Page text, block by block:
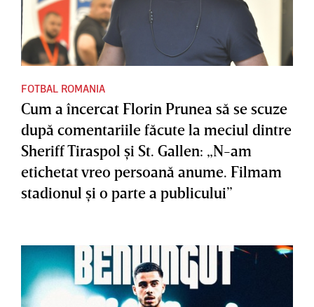
FOTBAL ROMANIA
Cum a încercat Florin Prunea să se scuze
după comentariile făcute la meciul dintre
Sheriff Tiraspol şi St. Gallen: „N-am
etichetat vreo persoană anume. Filmam
stadionul şi o parte a publicului”